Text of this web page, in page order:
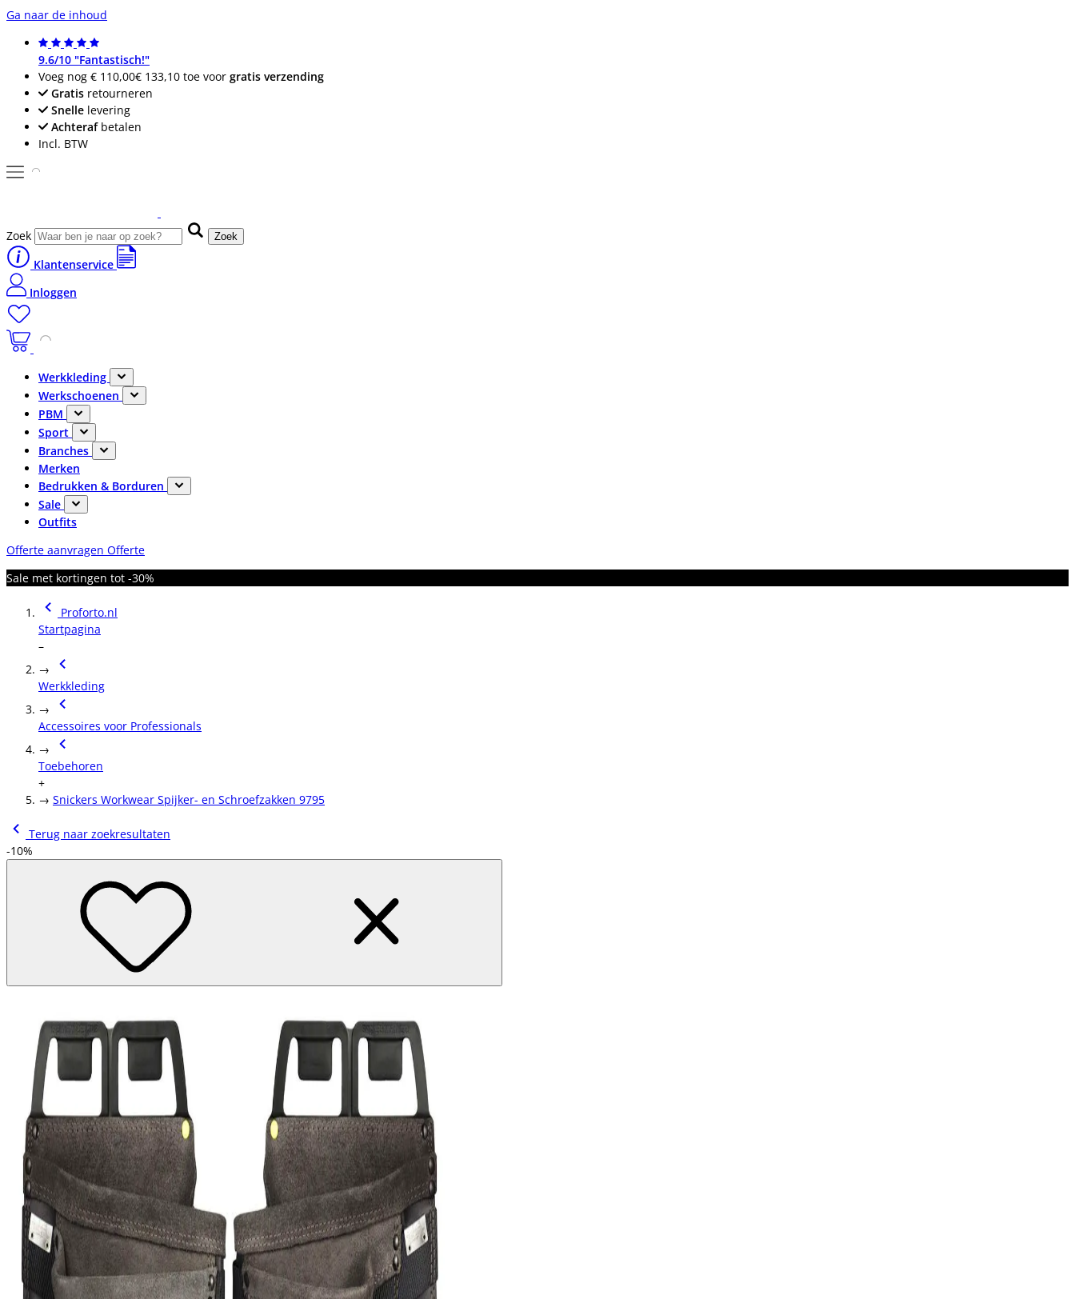
Ga naar de inhoud
9.6/10 "Fantastisch!"
Voeg nog € 110,00€ 133,10 toe voor gratis verzending
Gratis retourneren
Snelle levering
Achterafbetalen
Incl. BTW
Zoek Zoek
Klantenservice
Inloggen
Werkkleding
Werkschoenen
PBM
Sport
Branches
Merken
Bedrukken & Borduren
Sale
Outfits
Offerte aanvragen Offerte
Sale met kortingen tot -30%
Proforto.nl
Startpagina
–
→
Werkkleding
→
Accessoires voor Professionals
→
Toebehoren
+
→ Snickers Workwear Spijker- en Schroefzakken 9795
Terug naar zoekresultaten
-10%